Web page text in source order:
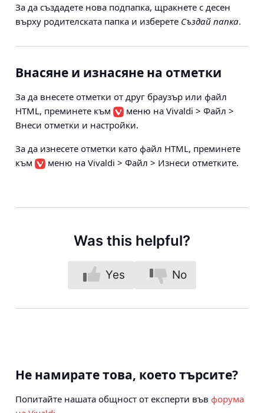
За да създадете нова подпапка, щракнете с десен
върху родителската папка и изберете Създай папка.
Внасяне и изнасяне на отметки
За да внесете отметки от друг браузър или файл
HTML, преминете към
меню на Vivaldi > Файл >
Внеси отметки и настройки.
За да изнесете отметки като файл HTML, преминете
към
меню на Vivaldi > Файл > Изнеси отметките.
Was this helpful?
Yes No
Не намирате това, което търсите?
Попитайте нашата общност от експерти във форума